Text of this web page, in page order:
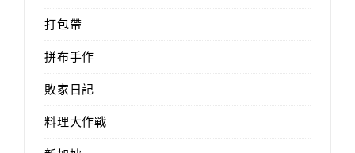
打包帶
拼布手作
敗家日記
料理大作戰